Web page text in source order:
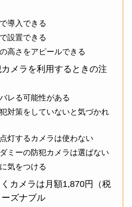
導入できる
設置できる
高さをアピールできる
メラを利用するときの注
レる可能性がある
対策をしていないと気づかれ
灯するカメラは使わない
ミーの防犯カメラは選ばない
気をつける
カメラは月額1,870円（税
ズナブル